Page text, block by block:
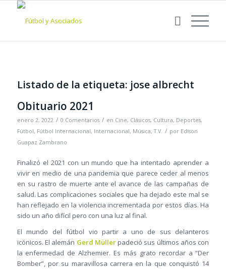
Listado de la etiqueta: jose albrecht
Obituario 2021
enero 2, 2022 / 0 Comentarios / en Cine, Clásicos, Cultura, Deportes,
Fútbol, Fútbol Internacional, Internacional, Música,T.V. / por Edison
Guapaz Zambrano
Finalizó el 2021 con un mundo que ha intentado aprender a
vivir en medio de una pandemia que parece ceder al menos
en su rastro de muerte ante el avance de las campañas de
salud. Las complicaciones sociales que ha dejado este mal se
han reflejado en la violencia incrementada por estos días. Ha
sido un año difícil pero con una luz al final.
El mundo del fútbol vio partir a uno de sus delanteros
icónicos. El alemán Gerd Müllerpadeció sus últimos años con
la enfermedad de Alzhemier. Es más grato recordar a “Der
Bomber”, por su maravillosa carrera en la que conquistó 14